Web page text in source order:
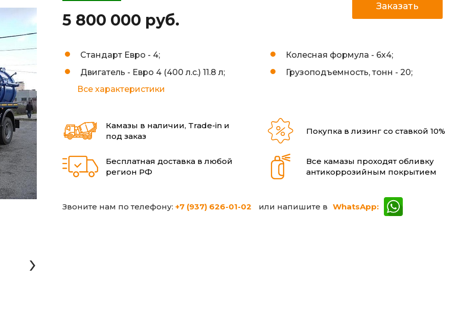
›
5 800 000 руб.
Заказать
Стандарт Евро - 4; Колесная формула - 6х4;
Двигатель - Евро 4 (400 л.с.) 11.8 л; Грузоподъемность, тонн - 20;
Все характеристики
Камазы в наличии, Trade-in и
под заказ
Покупка в лизинг со ставкой 10%
Бесплатная доставка в любой
регион РФ
Все камазы проходят обливку
антикоррозийным покрытием
Звоните нам по телефону: +7 (937) 626-01-02 или напишите в WhatsApp: